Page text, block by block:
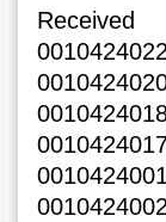
Received